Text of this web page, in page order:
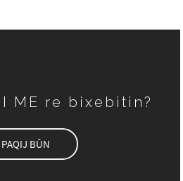
ME re bixebitin?
PAQIJ BÛN